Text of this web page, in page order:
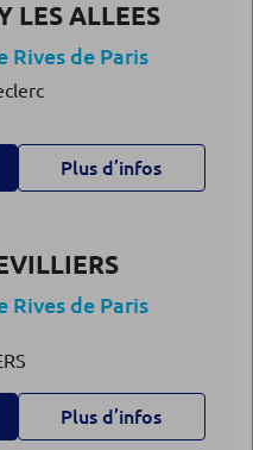
LES ALLEES
Rives de Paris
Plus d’infos
Rives de Paris
Plus d’infos